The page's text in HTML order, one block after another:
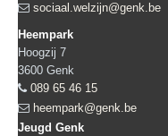
sociaal.welzijn@genk.be
Heempark
Hoogzij 7
3600 Genk
089 65 46 15
heempark@genk.be
Jeugd Genk